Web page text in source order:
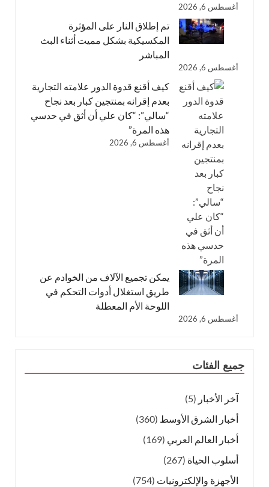
أغسطس 6, 2026
تم إطلاق النار على المؤثرة
المكسيكية بشكل مميت أثناء البث
المباشر
أغسطس 6, 2026
كيف أقنع قدوة الدور علامته التجارية
بعدم إقرانه بمنتجين كبار بعد نجاح
“سالي”: “كان علي أن أثق في حدسي
هذه المرة”
أغسطس 6, 2026
يمكن تجميع الآلاف من الخوادم عن
طريق استغلال أدوات التحكم في
اللوحة الأم المعطلة
أغسطس 6, 2026
جميع الفئات
آخر الأخبار (5)
أخبار الشرق الأوسط (360)
أخبار العالم العربي (169)
أسلوب الحياة (267)
الأجهزة والإلكترونيات (754)